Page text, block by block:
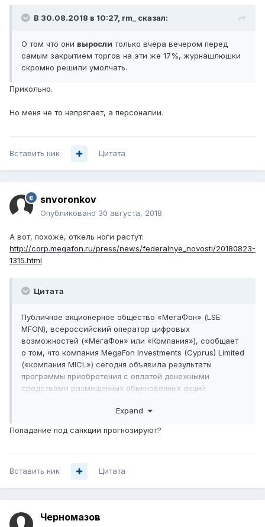
В 30.08.2018 в 10:27, rm_ сказал:
О том что они выросли только вчера вечером перед
самым закрытием торгов на эти же 17%, журнашлюшки
скромно решили умолчать.
Прикольно.
Но меня не то напрягает, а персоналии.
Вставить ник Цитата
snvoronkov
Опубликовано 30 августа, 2018
А вот, похоже, откель ноги растут:
http://corp.megafon.ru/press/news/federalnye_novosti/20180823-
1315.html
Цитата
Публичное акционерное общество «МегаФон» (LSE:
MFON), всероссийский оператор цифровых
возможностей («МегаФон» или «Компания»), сообщает
о том, что компания MegaFon Investments (Cyprus) Limited
(«компания MICL») сегодня объявила результаты
программы приобретения с оплатой денежными
средствами размещенных обыкновенных акций
(«Обыкновенные акции»), и глобальных депозитарных
каждая из которых удостоверяет права на одну
Expand
Попадание под санкции прогнозируют?
Вставить ник Цитата
Черномазов